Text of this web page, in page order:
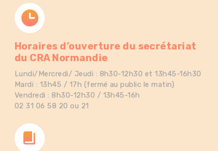
Horaires d’ouverture du secrétariat
du CRA Normandie
Lundi/Mercredi/ Jeudi : 8h30-12h30 et 13h45-16h30
Mardi : 13h45 / 17h (fermé au public le matin)
Vendredi : 8h30-12h30 / 13h45-16h
02 31 06 58 20 ou 21